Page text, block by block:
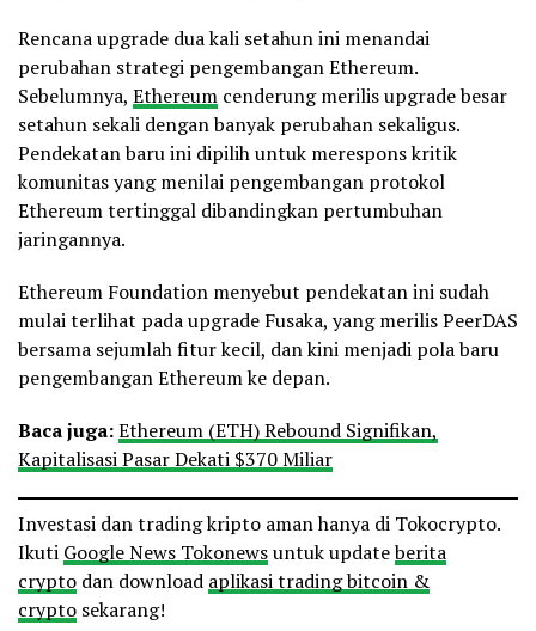
Rencana upgrade dua kali setahun ini menandai
perubahan strategi pengembangan Ethereum.
Sebelumnya, Ethereum cenderung merilis upgrade besar
setahun sekali dengan banyak perubahan sekaligus.
Pendekatan baru ini dipilih untuk merespons kritik
komunitas yang menilai pengembangan protokol
Ethereum tertinggal dibandingkan pertumbuhan
jaringannya.
Ethereum Foundation menyebut pendekatan ini sudah
mulai terlihat pada upgrade Fusaka, yang merilis PeerDAS
bersama sejumlah fitur kecil, dan kini menjadi pola baru
pengembangan Ethereum ke depan.
Baca juga:Ethereum (ETH) Rebound Signifikan,
Kapitalisasi Pasar Dekati $370 Miliar
Investasi dan trading kripto aman hanya di Tokocrypto.
Ikuti Google News Tokonewsuntuk updateberita
crypto dan download aplikasi trading bitcoin &
crypto sekarang!